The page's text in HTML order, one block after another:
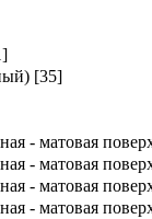
[35]
- матовая
- матовая
- матовая
- матовая